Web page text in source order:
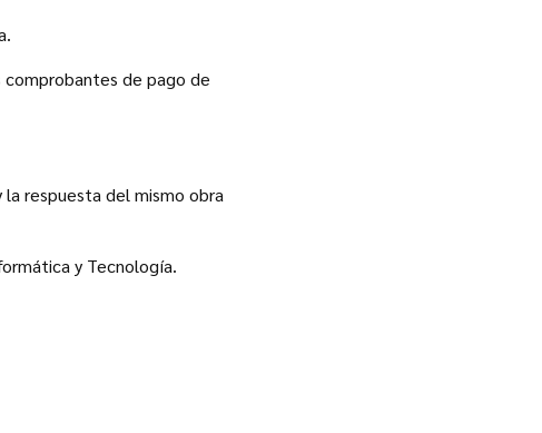
de pago de
respuesta del mismo obra
y Tecnología.